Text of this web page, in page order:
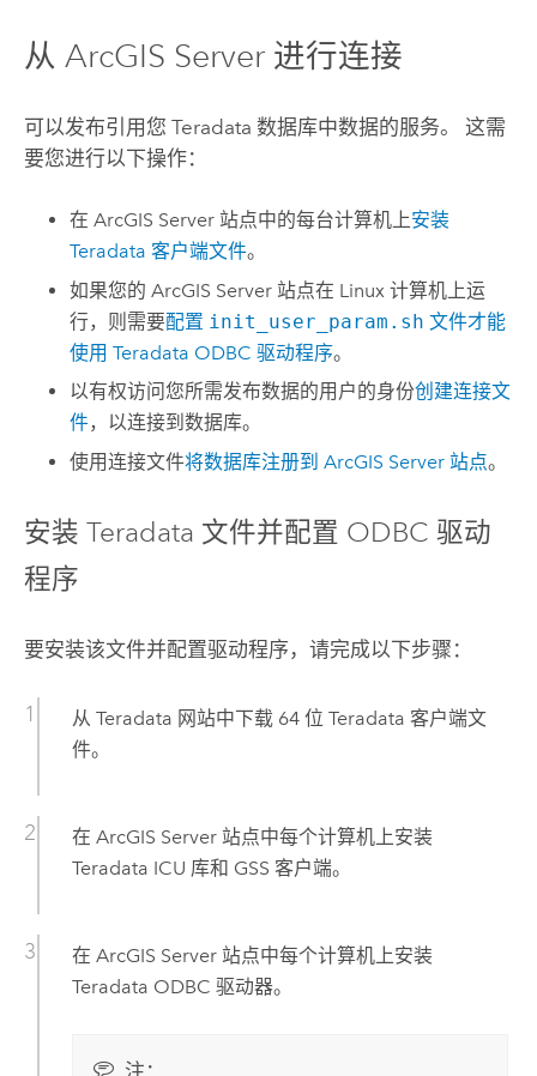
从 ArcGIS Server进行连接
可以发布引用您 Teradata 数据库中数据的服务。 这需
要您进行以下操作：
在ArcGIS Server 站点中的每台计算机上安装
Teradata 客户端文件。
如果您的ArcGIS Server 站点在 Linux 计算机上运
行，则需要配置 init_user_param.sh 文件才能
使用Teradata ODBC 驱动程序。
以有权访问您所需发布数据的用户的身份创建连接文
件，以连接到数据库。
使用连接文件将数据库注册到ArcGIS Server 站点。
安装 Teradata 文件并配置 ODBC 驱动
程序
要安装该文件并配置驱动程序，请完成以下步骤：
从 Teradata 网站中下载 64 位 Teradata 客户端文
件。
在 ArcGIS Server站点中每个计算机上安装
Teradata ICU 库和 GSS 客户端。
在 ArcGIS Server站点中每个计算机上安装
Teradata ODBC 驱动器。